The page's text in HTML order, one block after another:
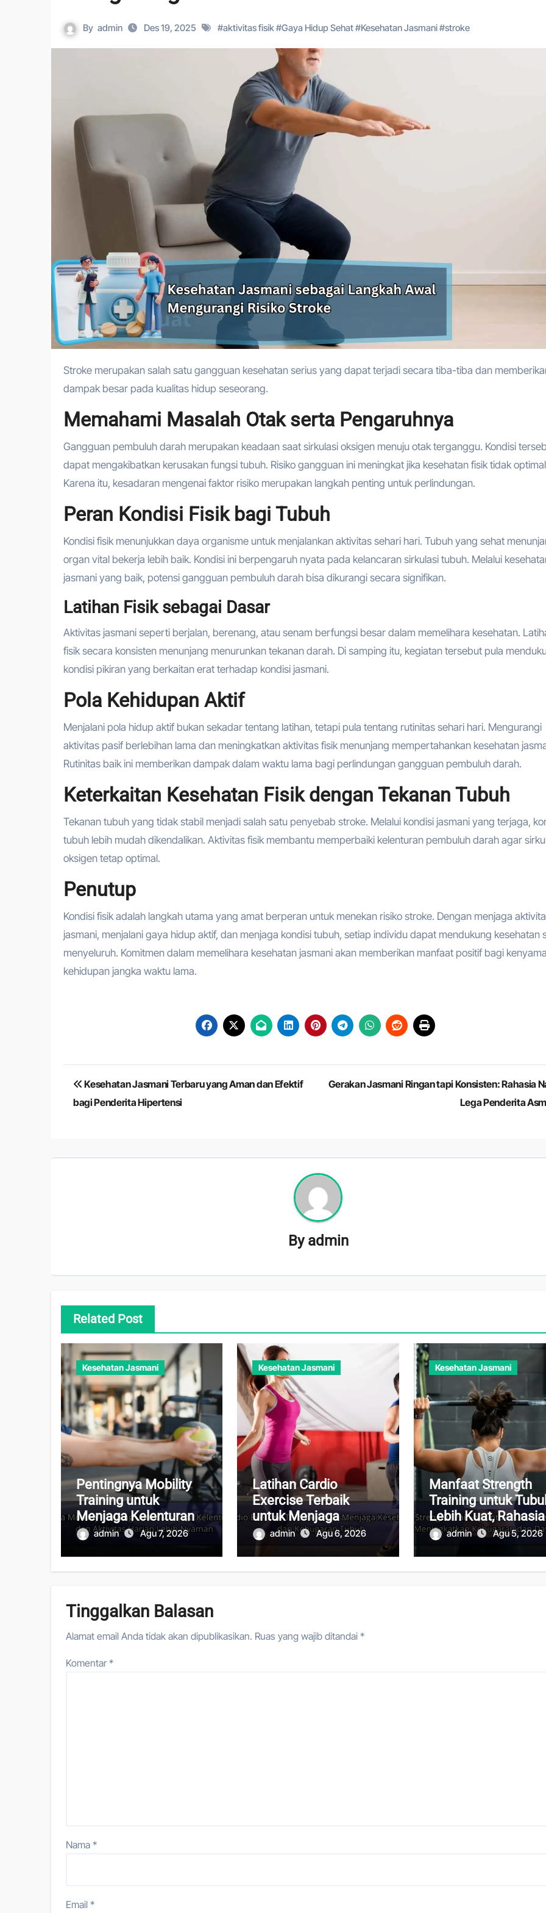
By admin Des 19, 2025 #aktivitas fisik#Gaya Hidup Sehat#Kesehatan Jasmani#stroke
Stroke merupakan salah satu gangguan kesehatan serius yang dapat terjadi secara tiba-tiba dan memberikan
dampak besar pada kualitas hidup seseorang.
Memahami Masalah Otak serta Pengaruhnya
Gangguan pembuluh darah merupakan keadaan saat sirkulasi oksigen menuju otak terganggu. Kondisi
dapat mengakibatkan kerusakan fungsi tubuh. Risiko gangguan ini meningkat jika kesehatan fisik tidak
Karena itu, kesadaran mengenai faktor risiko merupakan langkah penting untuk perlindungan.
Peran Kondisi Fisik bagi Tubuh
Kondisi fisik menunjukkan daya organisme untuk menjalankan aktivitas sehari hari. Tubuh yang sehat
organ vital bekerja lebih baik. Kondisi ini berpengaruh nyata pada kelancaran sirkulasi tubuh. Melalui
jasmani yang baik, potensi gangguan pembuluh darah bisa dikurangi secara signifikan.
Latihan Fisik sebagai Dasar
Aktivitas jasmani seperti berjalan, berenang, atau senam berfungsi besar dalam memelihara kesehatan.
fisik secara konsisten menunjang menurunkan tekanan darah. Di samping itu, kegiatan tersebut pula
kondisi pikiran yang berkaitan erat terhadap kondisi jasmani.
Pola Kehidupan Aktif
Menjalani pola hidup aktif bukan sekadar tentang latihan, tetapi pula tentang rutinitas sehari hari. Mengurangi
aktivitas pasif berlebihan lama dan meningkatkan aktivitas fisik menunjang mempertahankan kesehatan
Rutinitas baik ini memberikan dampak dalam waktu lama bagi perlindungan gangguan pembuluh darah.
Keterkaitan Kesehatan Fisik dengan Tekanan Tubuh
Tekanan tubuh yang tidak stabil menjadi salah satu penyebab stroke. Melalui kondisi jasmani yang terjaga,
tubuh lebih mudah dikendalikan. Aktivitas fisik membantu memperbaiki kelenturan pembuluh darah agar
oksigen tetap optimal.
Penutup
Kondisi fisik adalah langkah utama yang amat berperan untuk menekan risiko stroke. Dengan menjaga
jasmani, menjalani gaya hidup aktif, dan menjaga kondisi tubuh, setiap individu dapat mendukung kesehatan
menyeluruh. Komitmen dalam memelihara kesehatan jasmani akan memberikan manfaat positif bagi
kehidupan jangka waktu lama.
Navigasi
pos
Kesehatan Jasmani Terbaru yang Aman dan Efektif
bagi Penderita Hipertensi
Gerakan Jasmani Ringan tapi Konsisten: Rahasia
Lega Penderita
By admin
Related Post
Kesehatan Jasmani
Pentingnya Mobility
Training untuk
Menjaga Kelenturan
Tubuh dan Aktivitas
admin Agu 7, 2026
Kesehatan Jasmani
Latihan Cardio
Exercise Terbaik
untuk Menjaga
Kesehatan Jantung
dan Kebugaran Tubuh
admin Agu 6, 2026
Kesehatan Jasmani
Manfaat Strength
Training untuk
Lebih Kuat, Rahasia
Meningkatkan
admin Agu 5, 2026
Tinggalkan Balasan
Alamat email Anda tidak akan dipublikasikan. Ruas yang wajib ditandai *
Komentar*
Nama *
Email *